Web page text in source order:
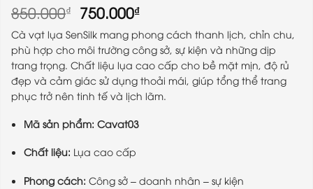
850.000₫ Giá
gốc
là:
850.000₫.
750.000₫Giá
hiện
tại
là:
750.000₫.
Cà vạt lụa SenSilk mang phong cách thanh lịch, chỉn chu,
phù hợp cho môi trường công sở, sự kiện và những dịp
trang trọng. Chất liệu lụa cao cấp cho bề mặt mịn, độ rủ
đẹp và cảm giác sử dụng thoải mái, giúp tổng thể trang
phục trở nên tinh tế và lịch lãm.
Mã sản phẩm: Cavat03
Chất liệu: Lụa cao cấp
Phong cách: Công sở – doanh nhân – sự kiện